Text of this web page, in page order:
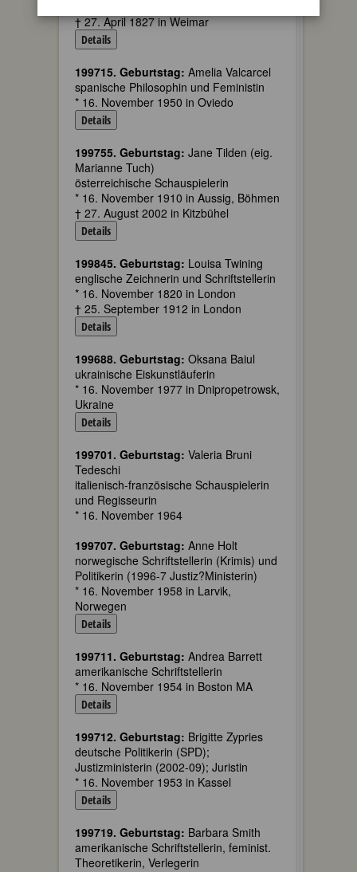
† 27. April 1827 in Weimar
Details
199715. Geburtstag: Amelia Valcarcel
spanische Philosophin und Feministin
* 16. November 1950 in Oviedo
Details
199755. Geburtstag: Jane Tilden (eig.
Marianne Tuch)
österreichische Schauspielerin
* 16. November 1910 in Aussig, Böhmen
† 27. August 2002 in Kitzbühel
Details
199845. Geburtstag: Louisa Twining
englische Zeichnerin und Schriftstellerin
* 16. November 1820 in London
† 25. September 1912 in London
Details
199688. Geburtstag: Oksana Baiul
ukrainische Eiskunstläuferin
* 16. November 1977 in Dnipropetrowsk,
Ukraine
Details
199701. Geburtstag: Valeria Bruni
Tedeschi
italienisch-französische Schauspielerin
und Regisseurin
* 16. November 1964
199707. Geburtstag: Anne Holt
norwegische Schriftstellerin (Krimis) und
Politikerin (1996-7 Justiz?Ministerin)
* 16. November 1958 in Larvik,
Norwegen
Details
199711. Geburtstag: Andrea Barrett
amerikanische Schriftstellerin
* 16. November 1954 in Boston MA
Details
199712. Geburtstag: Brigitte Zypries
deutsche Politikerin (SPD);
Justizministerin (2002-09); Juristin
* 16. November 1953 in Kassel
Details
199719. Geburtstag: Barbara Smith
amerikanische Schriftstellerin, feminist.
Theoretikerin, Verlegerin